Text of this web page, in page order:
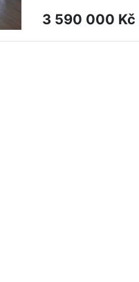
3 590 000 Kč